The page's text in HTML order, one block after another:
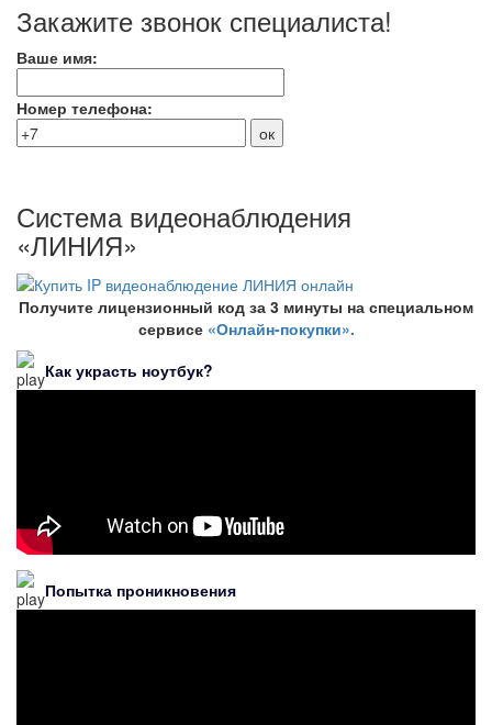
Закажите звонок специалиста!
Ваше имя:
Номер телефона:
Система видеонаблюдения
«ЛИНИЯ»
Получите лицензионный код за 3 минуты на специальном
сервисе «Онлайн-покупки».
Как украсть ноутбук?
Попытка проникновения